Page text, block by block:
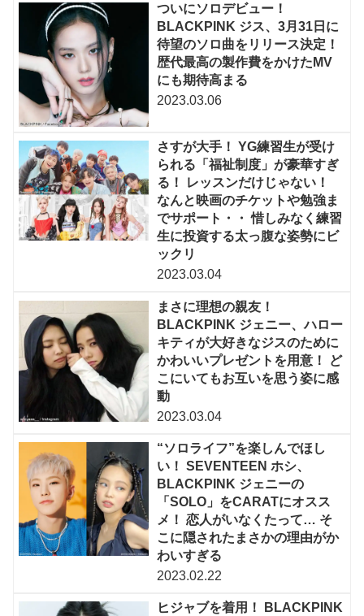
ついにソロデビュー！
BLACKPINK ジス、3月31日に
待望のソロ曲をリリース決定！
歴代最高の製作費をかけたMV
にも期待高まる
2023.03.06
さすが大手！ YG練習生が受け
られる「福祉制度」が豪華すぎ
る！ レッスンだけじゃない！
なんと映画のチケットや勉強ま
でサポート・・ 惜しみなく練習
生に投資する太っ腹な姿勢にビ
ックリ
2023.03.04
まさに理想の親友！
BLACKPINK ジェニー、ハロー
キティが大好きなジスのために
かわいいプレゼントを用意！ ど
こにいてもお互いを思う姿に感
動
2023.03.04
“ソロライフ”を楽しんでほし
い！ SEVENTEEN ホシ、
BLACKPINK ジェニーの
「SOLO」をCARATにオスス
メ！ 恋人がいなくたって… そ
こに隠されたまさかの理由がか
わいすぎる
2023.02.22
ヒジャブを着用！ BLACKPINK